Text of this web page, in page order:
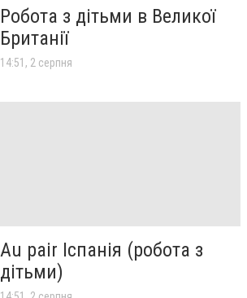
Робота з дітьми в Великої
Британії
14:51, 2 серпня
Au pair Іспанія (робота з
дітьми)